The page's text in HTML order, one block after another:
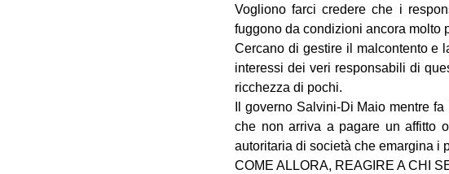
Vogliono farci credere che i
fuggono da condizioni ancora molto
Cercano di gestire il malcontento e
interessi dei veri responsabili di
ricchezza di pochi.
Il governo Salvini-Di Maio mentre
che non arriva a pagare un affitto
autoritaria di società che emargina i
COME ALLORA, REAGIRE A CHI